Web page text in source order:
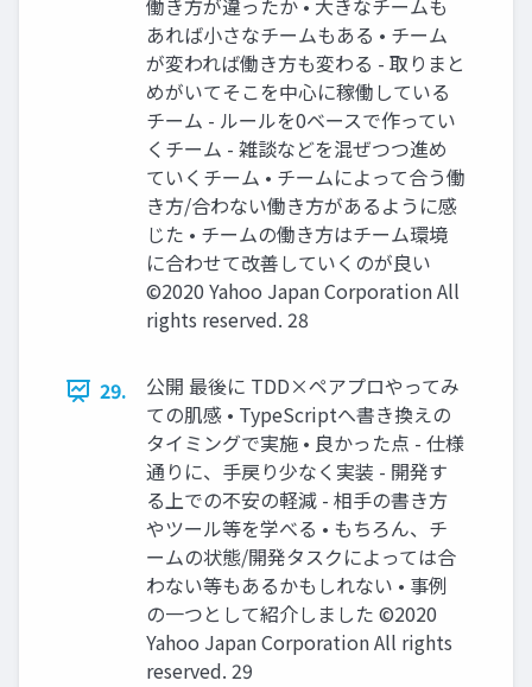
働き⽅が違ったか • ⼤きなチームも
あれば⼩さなチームもある • チーム
が変われば働き⽅も変わる - 取りまと
めがいてそこを中⼼に稼働している
チーム - ルールを0ベースで作ってい
くチーム - 雑談などを混ぜつつ進め
ていくチーム • チームによって合う働
き⽅/合わない働き⽅があるように感
じた • チームの働き⽅はチーム環境
に合わせて改善していくのが良い
©2020 Yahoo Japan Corporation All
rights reserved. 28
29.
公開 最後に TDD×ペアプロやってみ
ての肌感 • TypeScriptへ書き換えの
タイミングで実施 • 良かった点 - 仕様
通りに、⼿戻り少なく実装 - 開発す
る上での不安の軽減 - 相⼿の書き⽅
やツール等を学べる • もちろん、チ
ームの状態/開発タスクによっては合
わない等もあるかもしれない • 事例
の⼀つとして紹介しました ©2020
Yahoo Japan Corporation All rights
reserved. 29